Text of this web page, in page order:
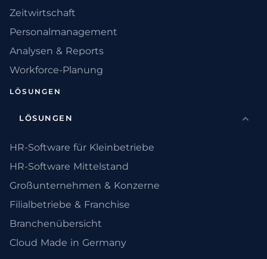
Zeitwirtschaft
Personalmanagement
Analysen & Reports
Workforce-Planung
LÖSUNGEN
LÖSUNGEN
HR-Software für Kleinbetriebe
HR-Software Mittelstand
Großunternehmen & Konzerne
Filialbetriebe & Franchise
Branchenübersicht
Cloud Made in Germany